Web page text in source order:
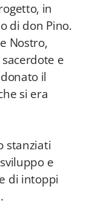
in
di don Pino.
Nostro,
e
il
si era
stanziati
e
di intoppi